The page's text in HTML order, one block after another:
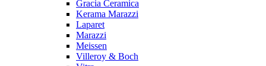
Gracia Ceramica
Kerama Marazzi
Laparet
Marazzi
Meissen
Villeroy & Boch